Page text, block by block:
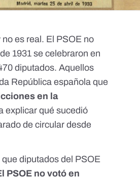
es real. El PSOE no
1931 se celebraron en
diputados. Aquellos
República española que
en la
explicar qué sucedió
de circular desde
diputados del PSOE
PSOE no votó en